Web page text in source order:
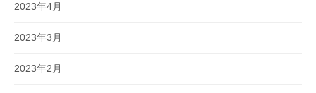
2023年4月
2023年3月
2023年2月